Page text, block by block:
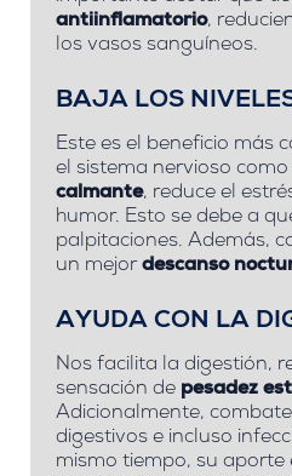
antiinflamatorio,
los vasos sanguíneos.
BAJA LOS
Este es el beneficio más
el sistema nervioso
calmante, reduce el
humor. Esto se debe a
palpitaciones. Además,
un mejordescanso
AYUDA CON LA
Nos facilita la digestión,
sensación de pesadez
Adicionalmente,
digestivos e incluso
mismo tiempo, su aporte